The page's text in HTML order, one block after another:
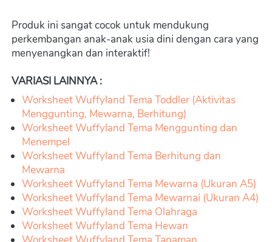
Produk ini sangat cocok untuk mendukung
perkembangan anak-anak usia dini dengan cara yang
menyenangkan dan interaktif!
VARIASI LAINNYA :
Worksheet Wuffyland Tema Toddler (Aktivitas
Menggunting, Mewarna, Berhitung)
Worksheet Wuffyland Tema Menggunting dan
Menempel
Worksheet Wuffyland Tema Berhitung dan
Mewarna
Worksheet Wuffyland Tema Mewarna (Ukuran A5)
Worksheet Wuffyland Tema Mewarnai (Ukuran A4)
Worksheet Wuffyland Tema Olahraga
Worksheet Wuffyland Tema Hewan